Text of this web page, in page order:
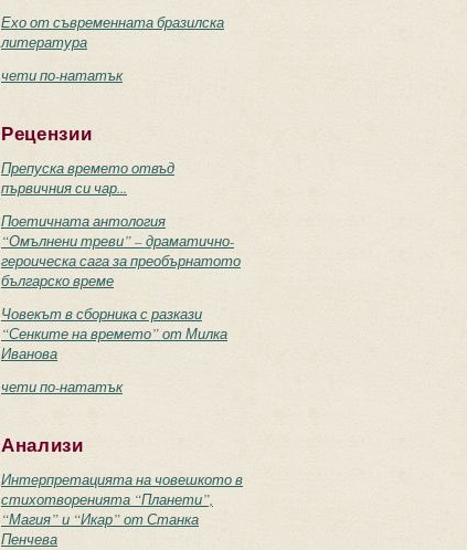
Ехо от съвременната бразилска
литература
чети по-нататък
Рецензии
Препуска времето отвъд
първичния си чар...
Поетичната антология
“Омълнени треви” – драматично-
героическа сага за преобърнатото
българско време
Човекът в сборника с разкази
“Сенките на времето” от Милка
Иванова
чети по-нататък
Анализи
Интерпретацията на човешкото в
стихотворенията “Планети”,
“Магия” и “Икар” от Станка
Пенчева